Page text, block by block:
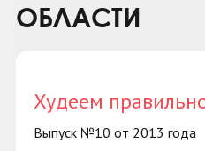
ОБЛАСТИ
Худеем
Выпуск №10 от 2013 года